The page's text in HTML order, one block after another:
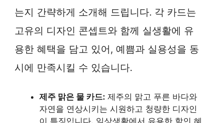
는지 간략하게 소개해 드립니다. 각 카드는
고유의 디자인 콘셉트와 함께 실생활에 유
용한 혜택을 담고 있어, 예쁨과 실용성을 동
시에 만족시킬 수 있습니다.
제주 맑은 물 카드: 제주의 맑고 푸른 바다와
자연을 연상시키는 시원하고 청량한 디자인